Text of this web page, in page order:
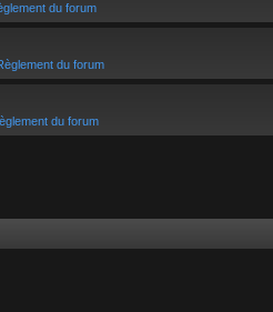
du forum
du forum
du forum